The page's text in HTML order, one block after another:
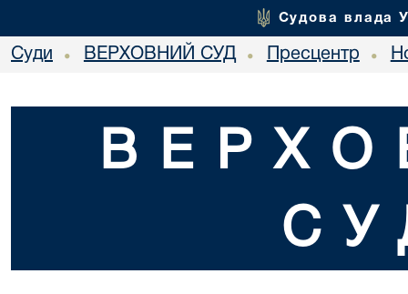
Судова влада
Суди • ВЕРХОВНИЙ СУД • Пресцентр •